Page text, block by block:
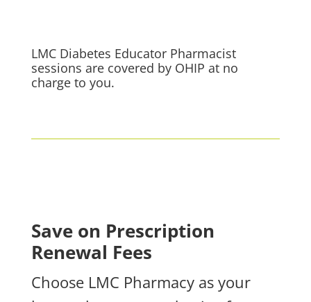
LMC Diabetes Educator Pharmacist
sessions are covered by OHIP at no
charge to you.
Save on Prescription
Renewal Fees
Choose LMC Pharmacy as your